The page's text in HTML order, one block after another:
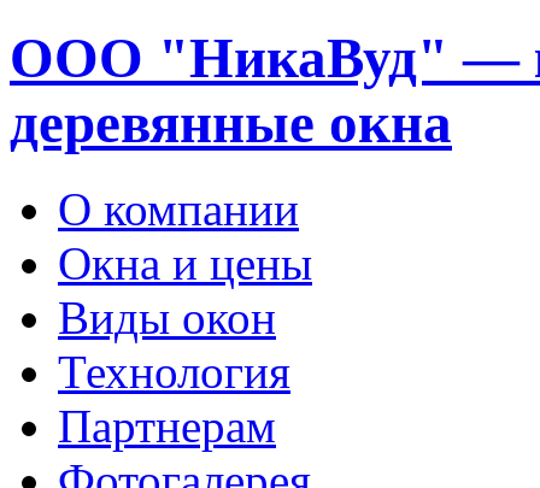
ООО "НикаВуд" —
деревянные окна
О компании
Окна и цены
Виды окон
Технология
Партнерам